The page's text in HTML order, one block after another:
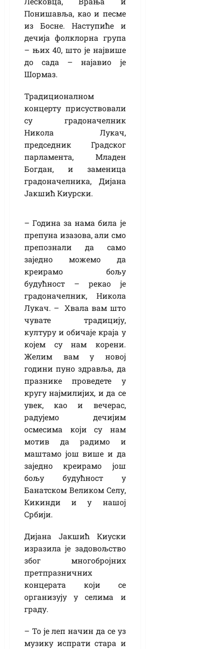
Понишавља, као и песме
из Босне. Наступиће и
дечија фолклорна група
– њих 40, што је највише
до сада – најавио је
Шормаз.
Традиционалном
концерту присуствовали
су градоначелник
Никола Лукач,
председник Градског
парламента, Младен
Богдан, и заменица
градоначелника, Дијана
Јакшић Киурски.
– Година за нама била је
препуна изазова, али смо
препознали да само
заједно можемо да
креирамо бољу
будућност – рекао је
градоначелник, Никола
Лукач. – Хвала вам што
чувате традицију,
културу и обичаје краја у
којем су нам корени.
Желим вам у новој
години пуно здравља, да
празнике проведете у
кругу најмилијих, и да се
увек, као и вечерас,
радујемо дечијим
осмесима који су нам
мотив да радимо и
маштамо још више и да
заједно креирамо још
бољу будућност у
Банатском Великом Селу,
Кикинди и у нашој
Србији.
Дијана Јакшић Киуски
изразила је задовољство
због многобројних
претпразничних
концерата који се
организују у селима и
граду.
– То је леп начин да се уз
музику испрати стара и